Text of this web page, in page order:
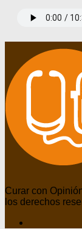
Curar con
los derechos